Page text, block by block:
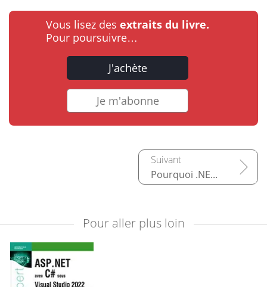
Vous lisez des extraits du livre.
Pour poursuivre…
J'achète
Je m'abonne
Pourquoi .NET Core ?
Pour aller plus loin